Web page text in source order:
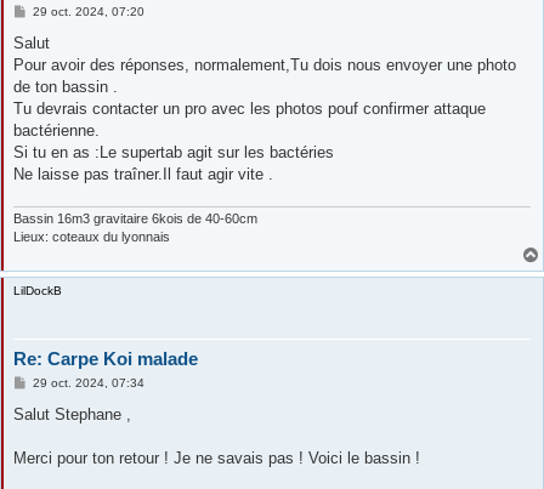
M
s
a
g
29 oct. 2024, 07:20
Salut
Pour avoir des réponses, normalement,Tu dois nous envoyer une photo
de ton bassin .
Tu devrais contacter un pro avec les photos pouf confirmer attaque
bactérienne.
Si tu en as :Le supertab agit sur les bactéries
Ne laisse pas traîner.Il faut agir vite .
Bassin 16m3 gravitaire 6kois de 40-60cm
Lieux: coteaux du lyonnais
LilDockB
Re: Carpe Koi malade
M
s
g
29 oct. 2024, 07:34
Salut Stephane ,
Merci pour ton retour ! Je ne savais pas ! Voici le bassin !